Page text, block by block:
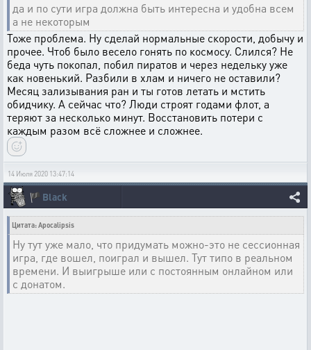
да и по сути игра должна быть интересна и удобна всем
а не некоторым
Тоже проблема. Ну сделай нормальные скорости, добычу и
прочее. Чтоб было весело гонять по космосу. Слился? Не
беда чуть покопал, побил пиратов и через недельку уже
как новенький. Разбили в хлам и ничего не оставили?
Месяц зализывания ран и ты готов летать и мстить
обидчику. А сейчас что? Люди строят годами флот, а
теряют за несколько минут. Восстановить потери с
каждым разом всё сложнее и сложнее.
14 Июля 2020 13:47:14
🏴 Black
Цитата: Apocalipsis
Ну тут уже мало, что придумать можно-это не сессионная
игра, где вошел, поиграл и вышел. Тут типо в реальном
времени. И выигрыше или с постоянным онлайном или
с донатом.